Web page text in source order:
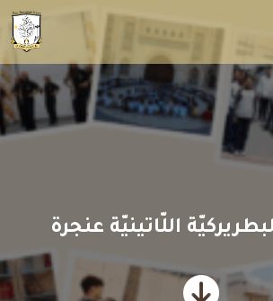
اللّاتينيّة عنجرة